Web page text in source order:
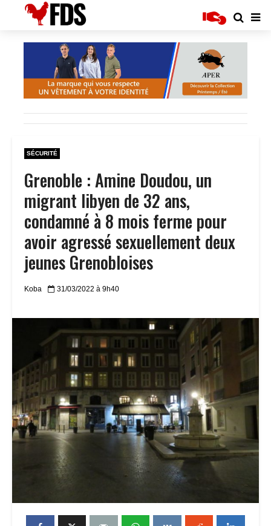
SÉCURITÉ
Grenoble : Amine Doudou, un
migrant libyen de 32 ans,
condamné à 8 mois ferme pour
avoir agressé sexuellement deux
jeunes Grenobloises
Koba 31/03/2022 à 9h40